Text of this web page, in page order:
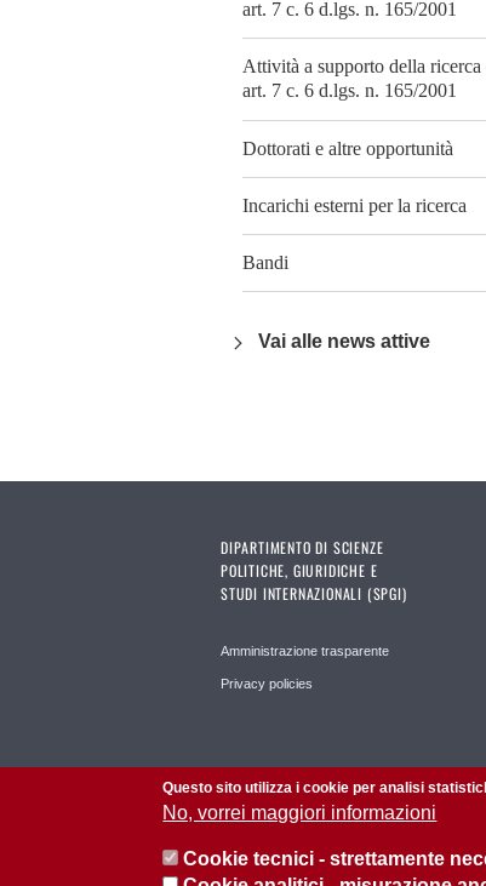
art. 7 c. 6 d.lgs. n. 165/2001
Attività a supporto della ricerca
art. 7 c. 6 d.lgs. n. 165/2001
Dottorati e altre opportunità
Incarichi esterni per la ricerca
Bandi
Vai alle news attive
DIPARTIMENTO DI SCIENZE
POLITICHE, GIURIDICHE E
STUDI INTERNAZIONALI (SPGI)
Amministrazione trasparente
Privacy policies
Questo sito utilizza i cookie per analisi
No, vorrei maggiori informazioni
Cookie tecnici - strettamente